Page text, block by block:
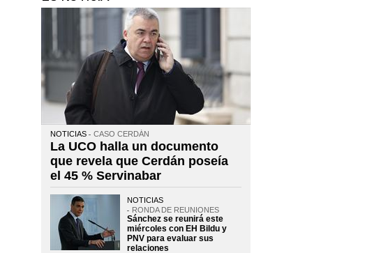
NOTICIAS CASO CERDÁN
La UCO halla un documento
que revela que Cerdán poseía
el 45 % Servinabar
NOTICIAS
RONDA DE REUNIONES
Sánchez se reunirá este
miércoles con EH Bildu y
PNV para evaluar sus
relaciones